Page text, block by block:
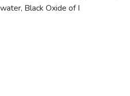
Black Oxide of I